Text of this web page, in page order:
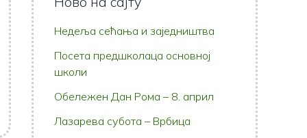
Недеља сећања и заједништва
Посета предшколаца основној
школи
Обележен Дан Рома – 8. април
Лазарева субота – Врбица